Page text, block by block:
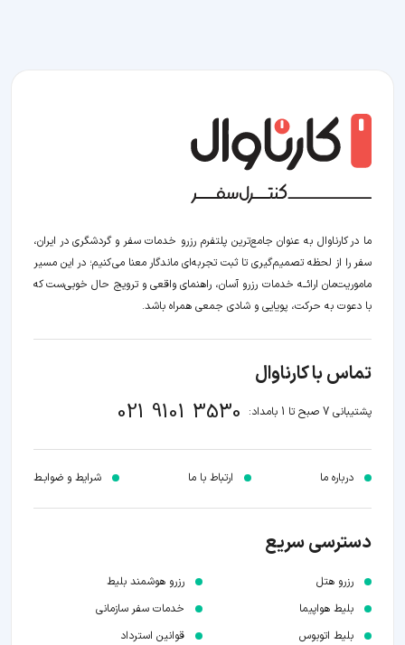
ما در کارناوال به عنوان جامع‌ترین پلتفرم رزرو خدمات سفر و گردشگری در ایران،
سفر را از لحظه‌ تصمیم‌گیری تا ثبت تجربه‌ای ماندگار معنا می‌کنیم؛ در این مسیر‍
ماموریت‌مان اراﺋــﻪ خدمات رزرو آسان، راهنمای واقعی و ترویج حال خوبی‌ست که
با دعوت به حرکت، پویایی و شادی جمعی همراه باشد.
تماس با کارناوال
پشتیبانی 7 صبح تا 1 بامداد: 021 9101 3530
درباره ما ارتباط با ما شرایط و ضوابـط
دسترسی سریع
رزرو هتل
بلیط هواپیما
بلیط اتوبوس
رزرو هوشمند بلیط
خدمات سفر سازمانی
قوانین استرداد